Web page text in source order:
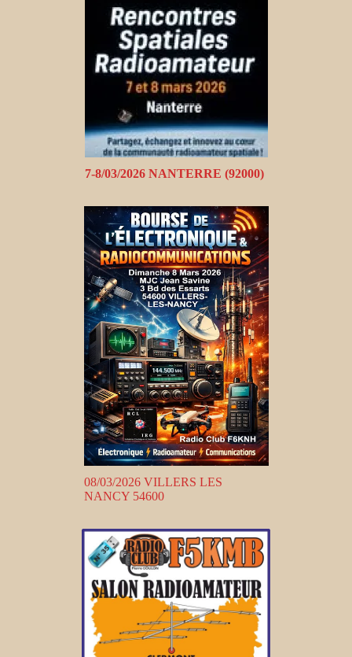
7-8/03/2026 NANTERRE (92000)
08/03/2026 VILLERS LES
NANCY 54600